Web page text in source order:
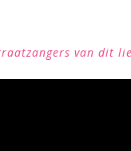
van dit